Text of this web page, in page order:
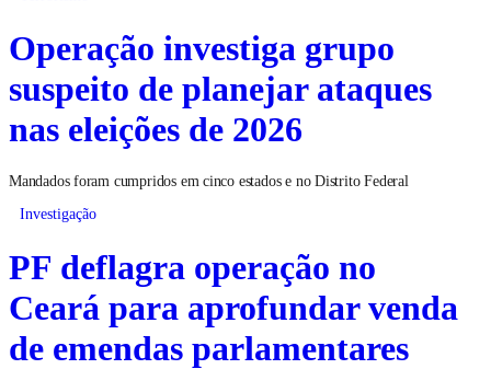
Operação investiga grupo
suspeito de planejar ataques
nas eleições de 2026
Mandados foram cumpridos em cinco estados e no Distrito Federal
Investigação
PF deflagra operação no
Ceará para aprofundar venda
de emendas parlamentares